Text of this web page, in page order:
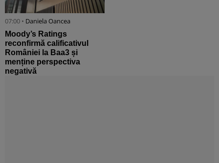
07:00 • Daniela Oancea
Moody’s Ratings
reconfirmă calificativul
României la Baa3 și
menține perspectiva
negativă